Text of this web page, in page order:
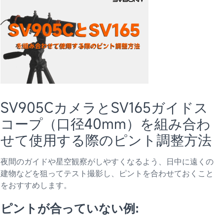
SV905CカメラとSV165ガイドス
コープ（口径40mm）を組み合わ
せて使用する際のピント調整方法
夜間のガイドや星空観察がしやすくなるよう、日中に遠くの
建物などを狙ってテスト撮影し、ピントを合わせておくこと
をおすすめします。
ピントが合っていない例: